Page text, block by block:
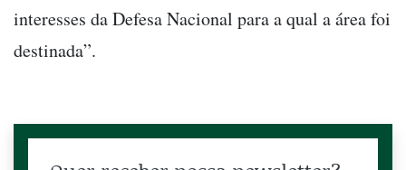
interesses da Defesa Nacional para a qual a área foi
destinada”.